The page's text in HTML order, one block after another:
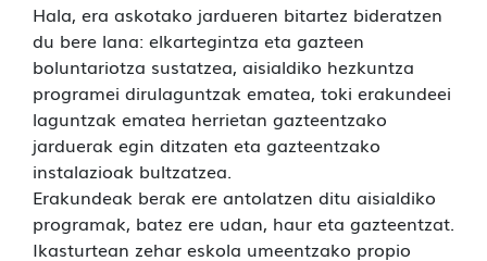
Hala, era askotako jardueren bitartez bideratzen
du bere lana: elkartegintza eta gazteen
boluntariotza sustatzea, aisialdiko hezkuntza
programei dirulaguntzak ematea, toki erakundeei
laguntzak ematea herrietan gazteentzako
jarduerak egin ditzaten eta gazteentzako
instalazioak bultzatzea.
Erakundeak berak ere antolatzen ditu aisialdiko
programak, batez ere udan, haur eta gazteentzat.
Ikasturtean zehar eskola umeentzako propio